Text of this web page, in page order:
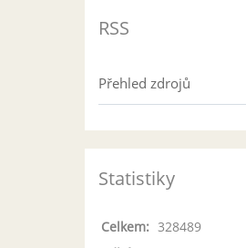
RSS
Přehled zdrojů
Statistiky
Celkem: 328489